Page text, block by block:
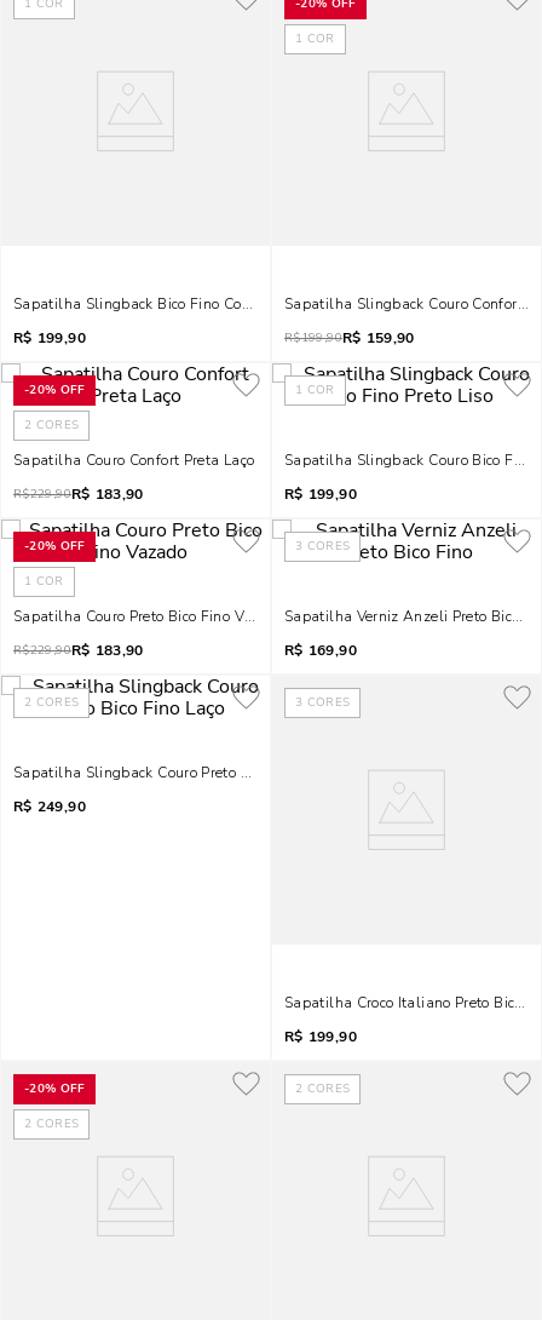
1 COR
Sapatilha Slingback Bico Fino Couro Nobre Preto
R$ 199,90
-20% OFF
1 COR
Sapatilha Slingback Couro Confort
R$199,90R$ 159,90
-20% OFF
2 CORES
Sapatilha Couro Confort Preta Laço
R$229,90R$ 183,90
1 COR
Sapatilha Slingback Couro Bico Fino
R$ 199,90
-20% OFF
1 COR
Sapatilha Couro Preto Bico Fino Vazado
R$229,90R$ 183,90
3 CORES
Sapatilha Verniz Anzeli Preto Bico
R$ 169,90
2 CORES
Sapatilha Slingback Couro Preto Bico Fino Laço
R$ 249,90
3 CORES
Sapatilha Croco Italiano Preto Bico
R$ 199,90
-20% OFF
2 CORES
2 CORES